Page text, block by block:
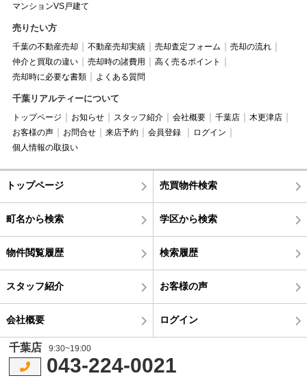
マンションVS戸建て
売りたい方
千葉の不動産売却 不動産売却実績 売却査定フォーム
売却の流れ
仲介と買取の違い
売却時の諸費用
高く売るポイント
売却時に必要な書類
よくある質問
千葉リアルティーについて
トップページ お知らせ スタッフ紹介 会社概要 千葉店
木更津店
お客様の声
お問合せ 来店予約 会員登録
ログイン
個人情報の取扱い
トップページ 売買物件検索
町名から検索 学区から検索
物件閲覧履歴 検索履歴
スタッフ紹介 お客様の声
会社概要 ログイン
千葉店 9:30~19:00
043-224-0021